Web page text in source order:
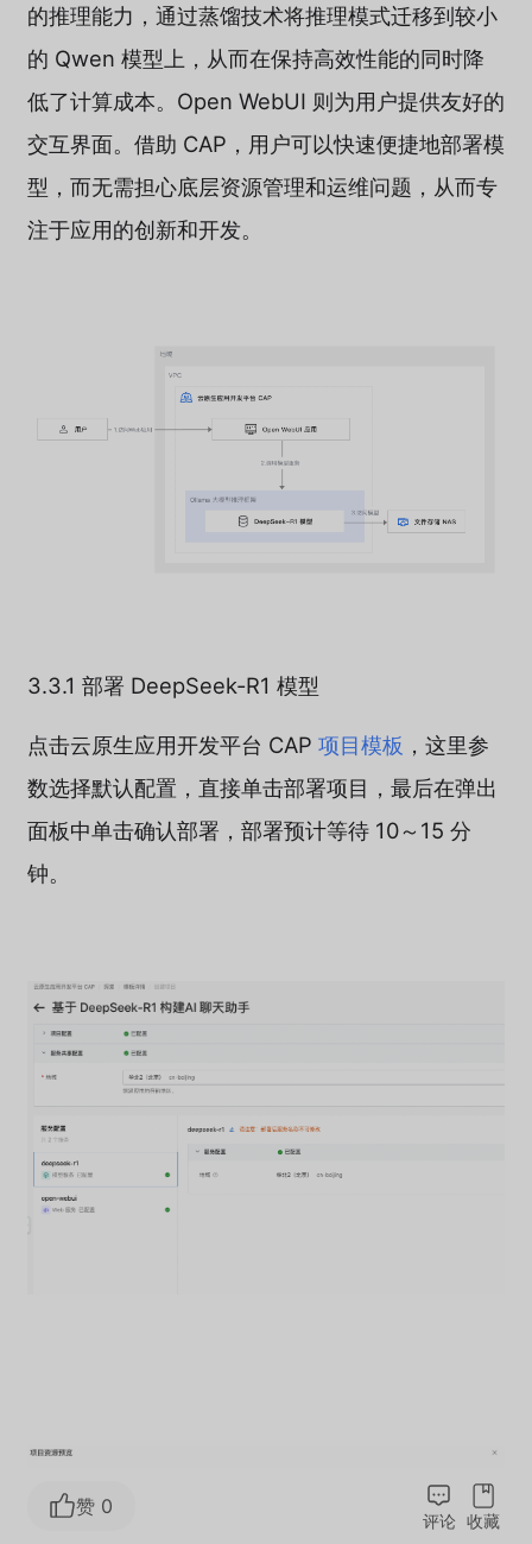
的推理能力，通过蒸馏技术将推理模式迁移到较小
的 Qwen 模型上，从而在保持高效性能的同时降
低了计算成本。Open WebUI 则为用户提供友好的
交互界面。借助 CAP，用户可以快速便捷地部署模
型，而无需担心底层资源管理和运维问题，从而专
注于应用的创新和开发。
3.3.1 部署 DeepSeek-R1 模型
点击云原生应用开发平台 CAP 项目模板 ，这里参
数选择默认配置，直接单击部署项目，最后在弹出
面板中单击确认部署，部署预计等待 10～15 分
钟。
赞 0
评论 收藏